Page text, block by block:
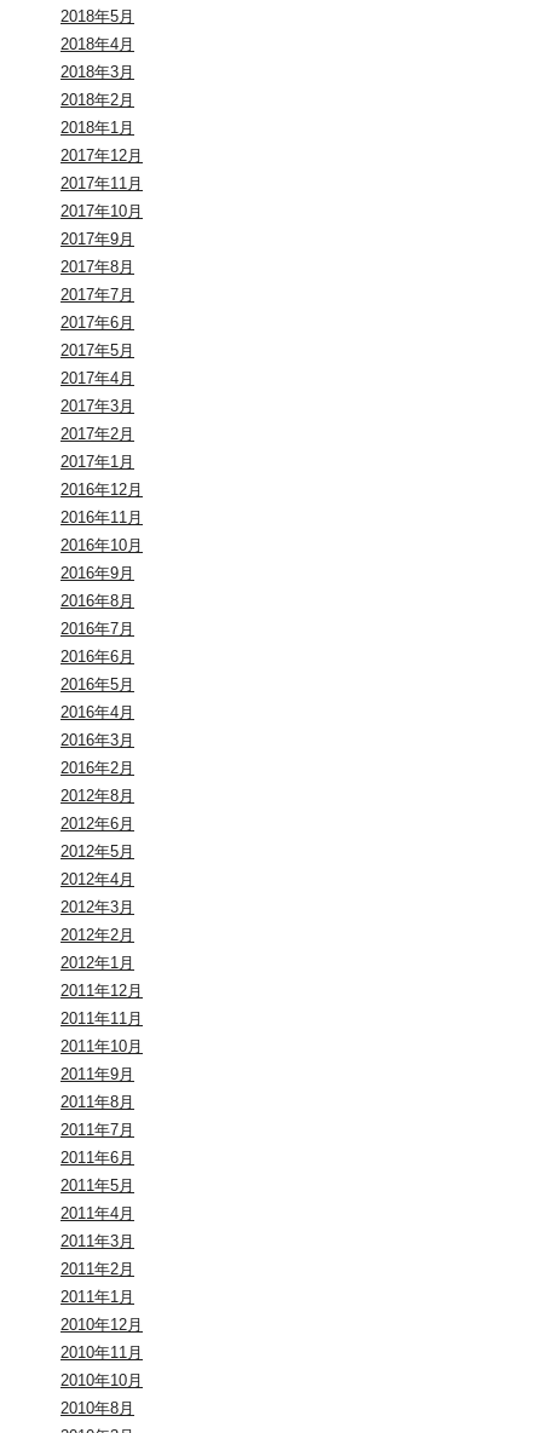
2018年5月
2018年4月
2018年3月
2018年2月
2018年1月
2017年12月
2017年11月
2017年10月
2017年9月
2017年8月
2017年7月
2017年6月
2017年5月
2017年4月
2017年3月
2017年2月
2017年1月
2016年12月
2016年11月
2016年10月
2016年9月
2016年8月
2016年7月
2016年6月
2016年5月
2016年4月
2016年3月
2016年2月
2012年8月
2012年6月
2012年5月
2012年4月
2012年3月
2012年2月
2012年1月
2011年12月
2011年11月
2011年10月
2011年9月
2011年8月
2011年7月
2011年6月
2011年5月
2011年4月
2011年3月
2011年2月
2011年1月
2010年12月
2010年11月
2010年10月
2010年8月